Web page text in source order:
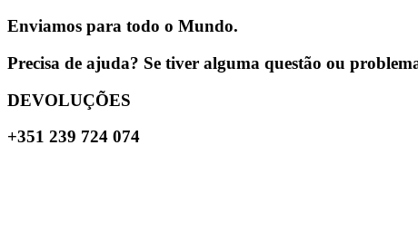
Enviamos para todo o Mundo.
Precisa de ajuda? Se tiver alguma questão ou
DEVOLUÇÕES
+351 239 724 074